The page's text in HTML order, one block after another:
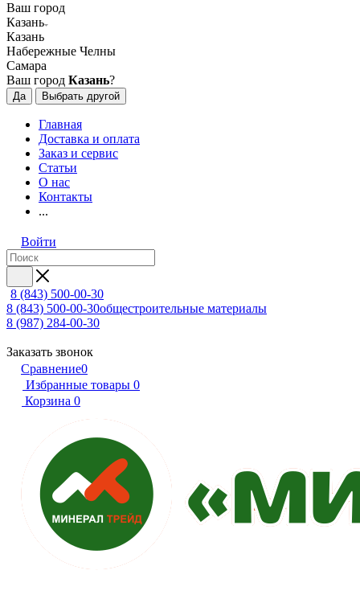
Ваш город
Казань
Казань
Набережные Челны
Самара
Ваш город Казань?
Да Выбрать другой
Главная
Доставка и оплата
Заказ и сервис
Статьи
О нас
Контакты
...
Войти
8 (843) 500-00-30
8 (843) 500-00-30общестроительные материалы
8 (987) 284-00-30
Заказать звонок
Сравнение0
Избранные товары 0
Корзина 0